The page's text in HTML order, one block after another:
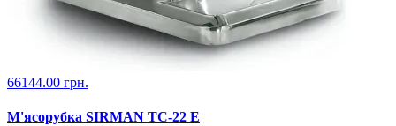
66144.00 грн.
М'ясорубка SIRMAN TC-22 Е